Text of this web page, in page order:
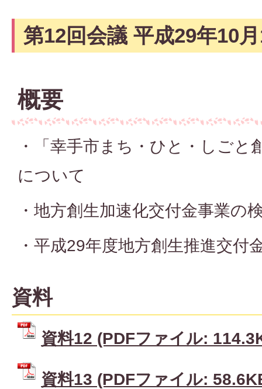
第12回会議 平成29年10
概要
・「幸手市まち・ひと・しごと
について
・地方創生加速化交付金事業の
・平成29年度地方創生推進交付
資料
資料12 (PDFファイル:
資料13 (PDFファイル: